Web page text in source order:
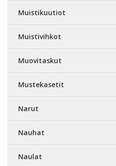
Muistikuutiot
Muistivihkot
Muovitaskut
Mustekasetit
Narut
Nauhat
Naulat